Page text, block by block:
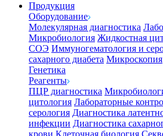
Продукция
Оборудование
Молекулярная диагностика
Микробиология Жидкостная
СОЭ Иммуногематология и
сахарного диабета Микроскопия
Генетика
Реагенты
ПЦР диагностика
цитология Лабораторные
серология Диагностика
инфекции Диагностика
крови Клеточная биология